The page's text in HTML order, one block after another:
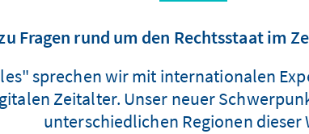
Fragen rund um den Rechtsstaat im
sprechen wir mit internationalen
Zeitalter. Unser neuer
unterschiedlichen Regionen dieser